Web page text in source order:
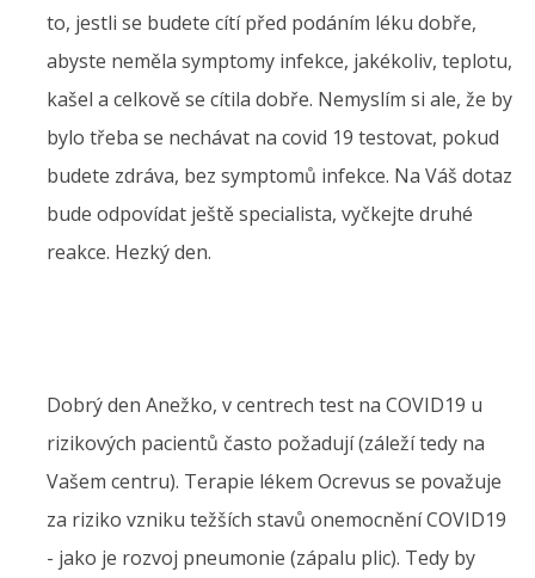
to, jestli se budete cítí před podáním léku dobře,
abyste neměla symptomy infekce, jakékoliv, teplotu,
kašel a celkově se cítila dobře. Nemyslím si ale, že by
bylo třeba se nechávat na covid 19 testovat, pokud
budete zdráva, bez symptomů infekce. Na Váš dotaz
bude odpovídat ještě specialista, vyčkejte druhé
reakce. Hezký den.
Dobrý den Anežko, v centrech test na COVID19 u
rizikových pacientů často požadují (záleží tedy na
Vašem centru). Terapie lékem Ocrevus se považuje
za riziko vzniku težších stavů onemocnění COVID19
- jako je rozvoj pneumonie (zápalu plic). Tedy by